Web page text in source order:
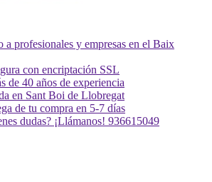
a profesionales y empresas en el Baix
con encriptación SSL
de 40 años de experiencia
en Sant Boi de Llobregat
de tu compra en 5-7 días
dudas? ¡Llámanos! 936615049